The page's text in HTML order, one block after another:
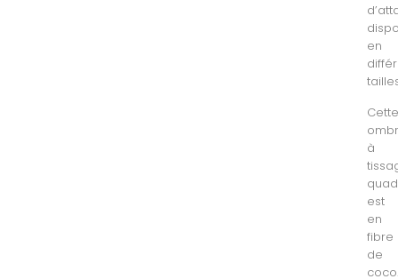
en
à
est
en
fibre
de